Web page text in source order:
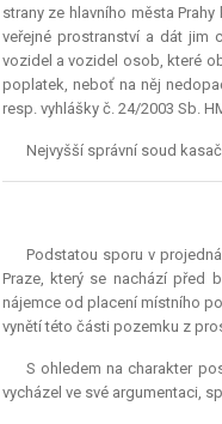
strany ze hlavního města
veřejné prostranství a dát jim
vozidel a vozidel osob, které
poplatek, neboť na něj
resp. vyhlášky č. 24/2003 Sb.
Nejvyšší správní soud
Podstatou sporu v
Praze, který se nachází před
nájemce od placení místního
vynětí této části pozemku z
S ohledem na charakter
vycházel ve své argumentaci,